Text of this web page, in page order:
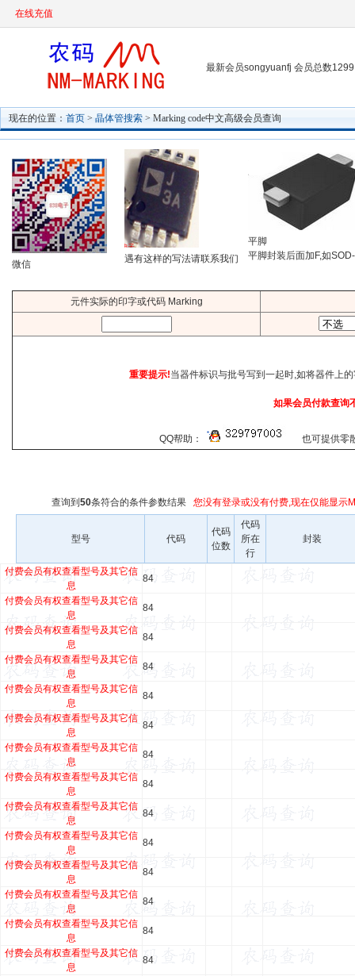
在线充值
最新会员songyuanfj 会员总数1299
现在的位置： 首页 > 晶体管搜索 > Marking code中文高级会员查询
微信 遇有这样的写法请联系我们
平脚
平脚封装后面加F,如
元件实际的印字或代码 Marking
重要提示!当器件标识与批号写到一起时,如将器件上
如果会员付款查询
QQ帮助： 也可提供零
查询到 50条符合的条件参数结果 您没有登录或没有付费,现在仅能显示
型号 代码
代码
位数
代码
所在
行
封装
付费会员有权查看型号及其它信
息
84
付费会员有权查看型号及其它信
息
84
付费会员有权查看型号及其它信
息
84
付费会员有权查看型号及其它信
息
84
付费会员有权查看型号及其它信
息
84
付费会员有权查看型号及其它信
息
84
付费会员有权查看型号及其它信
息
84
付费会员有权查看型号及其它信
息
84
付费会员有权查看型号及其它信
息
84
付费会员有权查看型号及其它信
息
84
付费会员有权查看型号及其它信
息
84
付费会员有权查看型号及其它信
息
84
付费会员有权查看型号及其它信
息
84
付费会员有权查看型号及其它信
息
84